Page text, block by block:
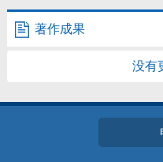
学生信息
教师博客
著作成果
没有